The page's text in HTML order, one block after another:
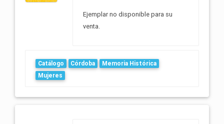
Ejemplar no disponible para su
venta.
Catálogo Córdoba
Memoria Histórica
Mujeres